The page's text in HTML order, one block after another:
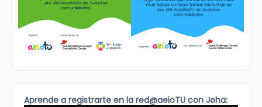
Aprende a registrarte en la red@aeioTU con Joha: